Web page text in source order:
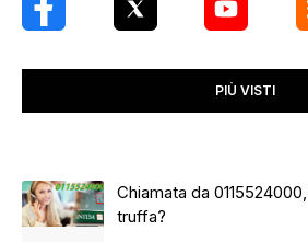
PIÙ VISTI
Chiamata da
truffa?